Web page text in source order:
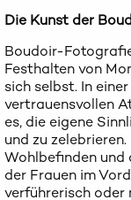
Die Kunst der
Boudoir-
Festhalten von
sich selbst. In
vertrauensvollen
es, die eigene
und zu
Wohlbefinden und
der Frauen im
verführerisch